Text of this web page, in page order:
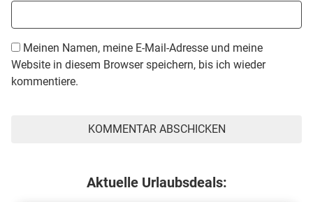
Meinen Namen, meine E-Mail-Adresse und meine
Website in diesem Browser speichern, bis ich wieder
kommentiere.
Aktuelle Urlaubsdeals: